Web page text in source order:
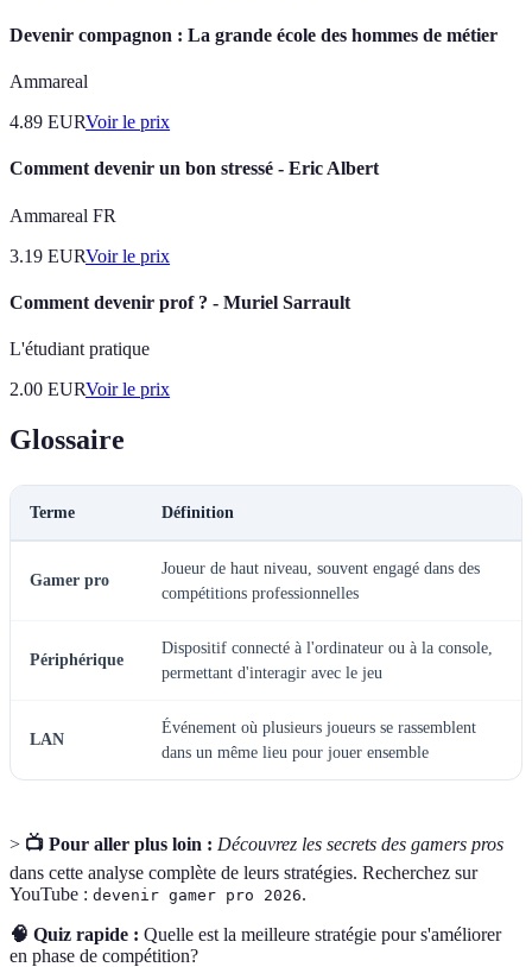
Devenir compagnon : La grande école des hommes de métier
Ammareal
4.89 EURVoir le prix
Comment devenir un bon stressé - Eric Albert
Ammareal FR
3.19 EURVoir le prix
Comment devenir prof ? - Muriel Sarrault
L'étudiant pratique
2.00 EURVoir le prix
Glossaire
Terme Définition
Gamer pro
Joueur de haut niveau, souvent engagé dans des
compétitions professionnelles
Périphérique
Dispositif connecté à l'ordinateur ou à la console,
permettant d'interagir avec le jeu
LAN
Événement où plusieurs joueurs se rassemblent
dans un même lieu pour jouer ensemble
> 📺 Pour aller plus loin : Découvrez les secrets des gamers pros
dans cette analyse complète de leurs stratégies. Recherchez sur
YouTube : devenir gamer pro 2026.
🧠 Quiz rapide : Quelle est la meilleure stratégie pour s'améliorer
en phase de compétition?